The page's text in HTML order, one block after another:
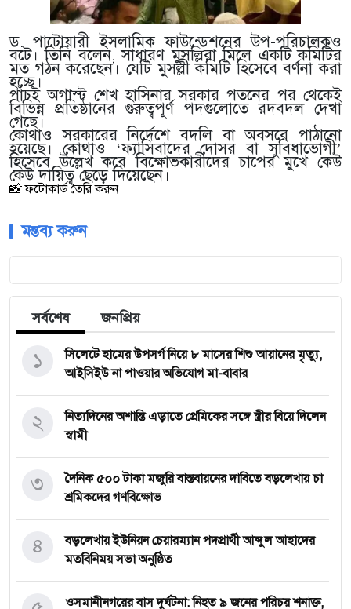
ড. পাটোয়ারী ইসলামিক ফাউন্ডেশনের উপ-পরিচালকও
বটে। তিনি বলেন, সাধারণ মুসল্লিরা মিলে একটি কমিটির
মত গঠন করেছেন। যেটি মুসল্লী কমিটি হিসেবে বর্ণনা করা
হচ্ছে।
পাঁচই অগাস্ট শেখ হাসিনার সরকার পতনের পর থেকেই
বিভিন্ন প্রতিষ্ঠানের গুরুত্বপূর্ণ পদগুলোতে রদবদল দেখা
গেছে।
কোথাও সরকারের নির্দেশে বদলি বা অবসরে পাঠানো
হয়েছে। কোথাও ‘ফ্যাসিবাদের দোসর বা সুবিধাভোগী’
হিসেবে উল্লেখ করে বিক্ষোভকারীদের চাপের মুখে কেউ
কেউ দায়িত্ব ছেড়ে দিয়েছেন।
📸 ফটোকার্ড তৈরি করুন
মন্তব্য করুন
সর্বশেষ জনপ্রিয়
সিলেটে হামের উপসর্গ নিয়ে ৮ মাসের শিশু আয়ানের মৃত্যু,
আইসিইউ না পাওয়ার অভিযোগ মা-বাবার
১
নিত্যদিনের অশান্তি এড়াতে প্রেমিকের সঙ্গে স্ত্রীর বিয়ে দিলেন
স্বামী
২
দৈনিক ৫০০ টাকা মজুরি বাস্তবায়নের দাবিতে বড়লেখায় চা
শ্রমিকদের গণবিক্ষোভ
৩
বড়লেখায় ইউনিয়ন চেয়ারম্যান পদপ্রার্থী আব্দুল আহাদের
মতবিনিময় সভা অনুষ্ঠিত
৪
‎ওসমানীনগরের বাস দুর্ঘটনা: নিহত ৯ জনের পরিচয় শনাক্ত,